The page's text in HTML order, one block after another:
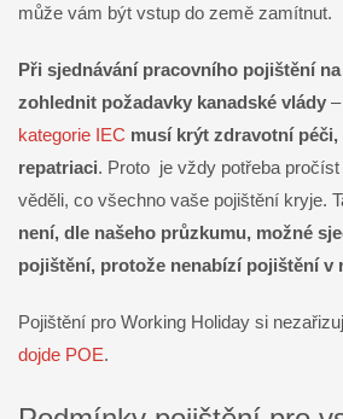
může vám být vstup do země zamítnut.
Při sjednávání pracovního pojištění
zohlednit požadavky kanadské vlády
kategorie IEC musí krýt zdravotní
repatriaci. Proto je vždy potřeba
věděli, co všechno vaše pojištění kryje.
není, dle našeho průzkumu, možné
pojištění, protože nenabízí pojištění v
Pojištění pro Working Holiday si
dojde POE.